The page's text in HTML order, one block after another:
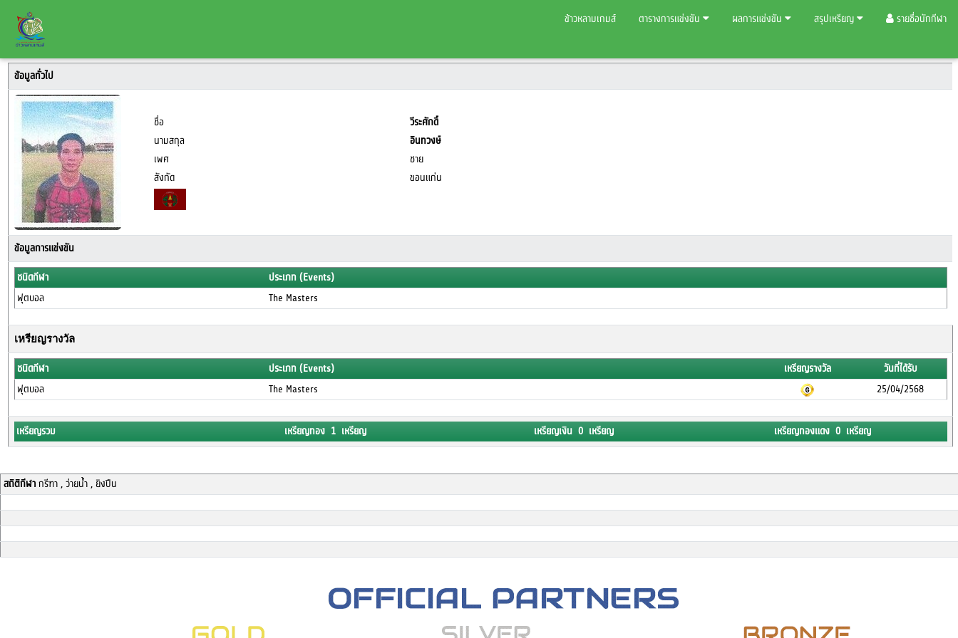
ข้าวหลามเกมส์ ตารางการแข่งขัน ผลการแข่งขัน สรุปเหรียญ รายชื่อนักกีฬา
ข้อมูลทั่วไป
ชื่อ
วีระศักดิ์
นามสกุล
อินทวงษ์
เพศ
ชาย
สังกัด
ขอนแก่น
ข้อมูลการแข่งขัน
ชนิดกีฬา
ประเภท (Events)
ฟุตบอล
The Masters
เหรียญรางวัล
ชนิดกีฬา ประเภท (Events) เหรียญรางวัล
วันที่ได้รับ
ฟุตบอล
The Masters 25/04/2568
เหรียญรวม เหรียญทอง 1 เหรียญ เหรียญเงิน 0 เหรียญ เหรียญทองแดง 0 เหรียญ
สถิติกีฬากรีฑา , ว่ายน้ำ , ยิงปืน